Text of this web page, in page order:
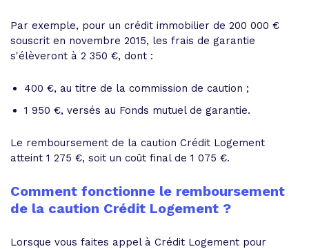
Par exemple, pour un crédit immobilier de 200 000 €
souscrit en novembre 2015, les frais de garantie
s'élèveront à 2 350 €, dont :
400 €, au titre de la commission de caution ;
1 950 €, versés au Fonds mutuel de garantie.
Le remboursement de la caution Crédit Logement
atteint 1 275 €, soit un coût final de 1 075 €.
Comment fonctionne le remboursement
de la caution Crédit Logement ?
Lorsque vous faites appel à Crédit Logement pour